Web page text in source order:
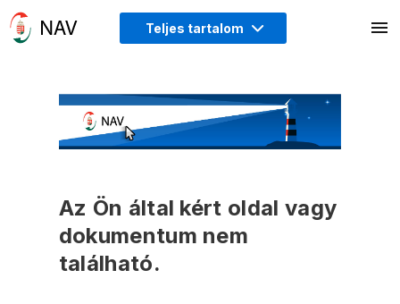
Teljes tartalom
Az Ön által kért oldal vagy
dokumentum nem
található.